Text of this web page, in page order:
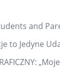
and
to Jedyne